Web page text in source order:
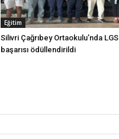
Eğitim
Silivri Çağrıbey Ortaokulu’nda LGS
başarısı ödüllendirildi